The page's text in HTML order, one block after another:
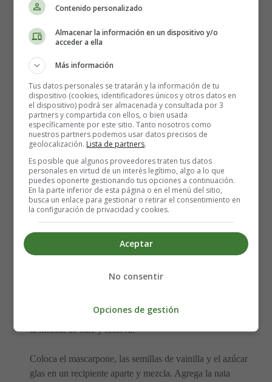
Los ingredientes que necesitas:
Café fuerte
, el equivalente a una cafetera de cuatro
2 cucharadas de azúcar glas
50 ml de licor de amaretto, o al gusto
1panettone , cortado en rebanadas gruesas de 1 cm.
500 gramos demascarpone
1 vaina de vainilla, partida, semillas raspadas
150 gramos de azúcar glas
200 ml de nata con un 48% de materia grasa o más,
200 ml. Batida hasta que forme picos suaves cuando
se retira el batidor.
Cacaoen polvo, para espolvorear
Chocolate negro, rallado, para decorar
un cuenco grande. Agrega las rebanadas de panettone a
la mezcla de café y reserva.
Coloca el mascarpone, las semillas de vainilla y el azúcar
glas en un recipiente aparte y mezcla. Agrega la nata
Contenido personalizado
Almacenar la información en un dispositivo y/o
acceder a ella
Más información
Tus datos personales se tratarán y la información de tu
dispositivo (cookies, identificadores únicos y otros datos en
el dispositivo) podrá ser almacenada y consultada por 3
partners y compartida con ellos, o bien usada
específicamente por este sitio. Tanto nosotros como
nuestros partners podemos usar datos precisos de
geolocalización. Lista de partners.
Es posible que algunos proveedores traten tus datos
personales en virtud de un interés legítimo, algo a lo que
puedes oponerte gestionando tus opciones a continuación.
En la parte inferior de esta página o en el menú del sitio,
busca un enlace para gestionar o retirar el consentimiento en
la configuración de privacidad y cookies.
Aceptar
No consentir
Opciones de gestión